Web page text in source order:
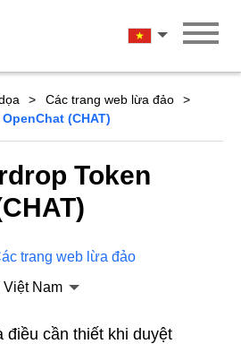
Tiếng Việt
Các trang web lừa đảo
(CHAT)
Token
trang web lừa đảo
Việt Nam
điều cần thiết khi duyệt